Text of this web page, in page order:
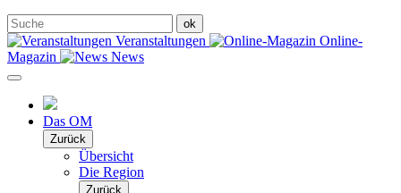
Veranstaltungen
Online-
Magazin
News
Das OM
Zurück
Übersicht
Die Region
Zurück